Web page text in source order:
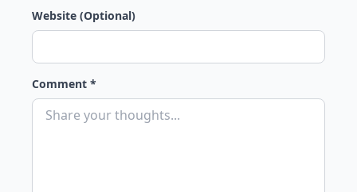
Website (Optional)
Comment *